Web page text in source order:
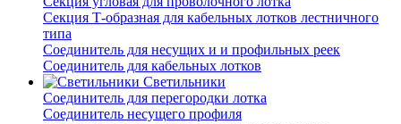
Секция Т-образная для кабельных лотков лестничного
типа
Соединитель для несущих и и профильных реек
Соединитель для кабельных лотков
Светильники
Соединитель для перегородки лотка
Соединитель несущего профиля